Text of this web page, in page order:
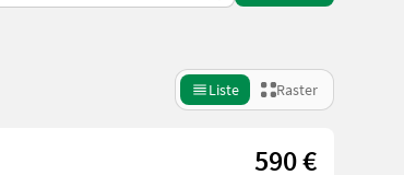
Liste Raster
590 €